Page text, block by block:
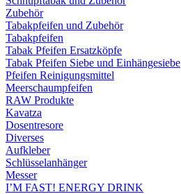
Zubehör
Tabakpfeifen und Zubehör
Tabakpfeifen
Tabak Pfeifen Ersatzköpfe
Tabak Pfeifen Siebe und Einhängesiebe
Pfeifen Reinigungsmittel
Meerschaumpfeifen
RAW Produkte
Kavatza
Dosentresore
Diverses
Aufkleber
Schlüsselanhänger
Messer
I’M FAST! ENERGY DRINK